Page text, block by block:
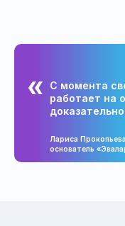
С момента
работает на
Лариса
основатель